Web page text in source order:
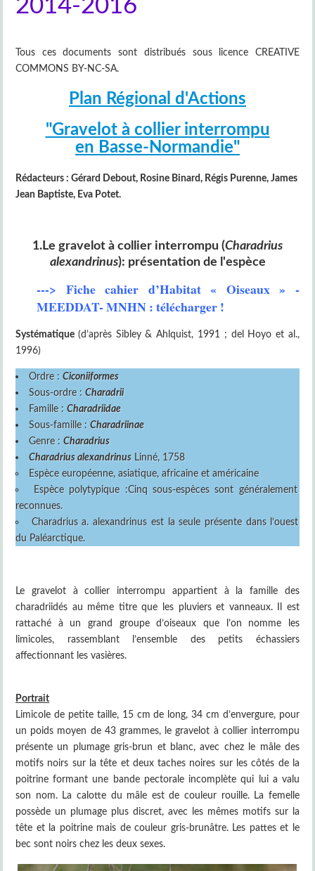
2014-2016
Tous ces documents sont distribués sous licence CREATIVE
COMMONS BY-NC-SA.
Plan Régional d'Actions
"Gravelot à collier interrompu
en Basse-Normandie"
Rédacteurs : Gérard Debout, Rosine Binard, Régis Purenne, James
Jean Baptiste, Eva Potet.
1.Le gravelot à collier interrompu (Charadrius
alexandrinus): présentation de l'espèce
---> Fiche cahier d’Habitat « Oiseaux » -
MEEDDAT- MNHN : télécharger !
Systématique (d’après Sibley & Ahlquist, 1991 ; del Hoyo et al.,
1996)
Ordre :Ciconiiformes
Sous-ordre :Charadrii
Famille :Charadriidae
Sous-famille :Charadriinae
Genre :Charadrius
Charadrius alexandrinus Linné, 1758
Espèce européenne, asiatique, africaine et américaine
Espèce polytypique :Cinq sous-espèces sont généralement
reconnues.
Charadrius a. alexandrinus est la seule présente dans l’ouest
du Paléarctique.
Le gravelot à collier interrompu appartient à la famille des
charadriidés au même titre que les pluviers et vanneaux. Il est
rattaché à un grand groupe d’oiseaux que l’on nomme les
limicoles, rassemblant l’ensemble des petits échassiers
affectionnant les vasières.
Portrait
Limicole de petite taille, 15 cm de long, 34 cm d’envergure, pour
un poids moyen de 43 grammes, le gravelot à collier interrompu
présente un plumage gris-brun et blanc, avec chez le mâle des
motifs noirs sur la tête et deux taches noires sur les côtés de la
poitrine formant une bande pectorale incomplète qui lui a valu
son nom. La calotte du mâle est de couleur rouille. La femelle
possède un plumage plus discret, avec les mêmes motifs sur la
tête et la poitrine mais de couleur gris-brunâtre. Les pattes et le
bec sont noirs chez les deux sexes.